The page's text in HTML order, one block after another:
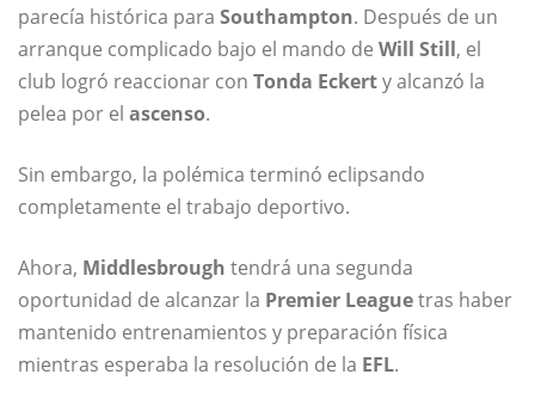
parecía histórica para Southampton. Después de un
arranque complicado bajo el mando de Will Still, el
club logró reaccionar con Tonda Eckerty alcanzó la
pelea por el ascenso.
Sin embargo, la polémica terminó eclipsando
completamente el trabajo deportivo.
Ahora, Middlesbrough tendrá una segunda
oportunidad de alcanzar la Premier Leaguetras haber
mantenido entrenamientos y preparación física
mientras esperaba la resolución de la EFL.